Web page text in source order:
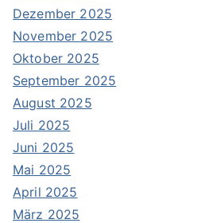
Dezember 2025
November 2025
Oktober 2025
September 2025
August 2025
Juli 2025
Juni 2025
Mai 2025
April 2025
März 2025